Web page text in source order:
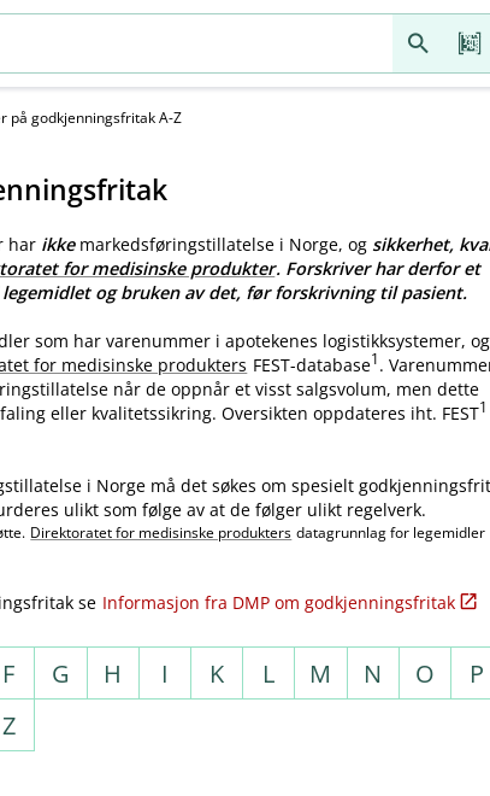
på godkjenningsfritak A-Z
har ikkemarkedsføringstillatelse i Norge, og sikkerhet,
for medisinske produkter. Forskriver har derfor et
og bruken av det, før forskrivning til pasient.
som har varenummer i apotekenes logistikksystemer,
for medisinske produkters FEST-database1.
når de oppnår et visst salgsvolum, men dette
eller kvalitetssikring. Oversikten oppdateres iht. FEST1
i Norge må det søkes om spesielt
ulikt som følge av at de følger ulikt regelverk.
Direktoratet for medisinske produkters datagrunnlag for legemidler
se Informasjon fra DMP om godkjenningsfritak
F G H I K L M N O
P
Z